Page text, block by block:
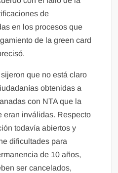
de
en los procesos que
de la green card
que no está claro
obtenidas a
con NTA que la
eran inválidas. Respecto
todavía abiertos y
dificultades para
de 10 años,
ser cancelados,